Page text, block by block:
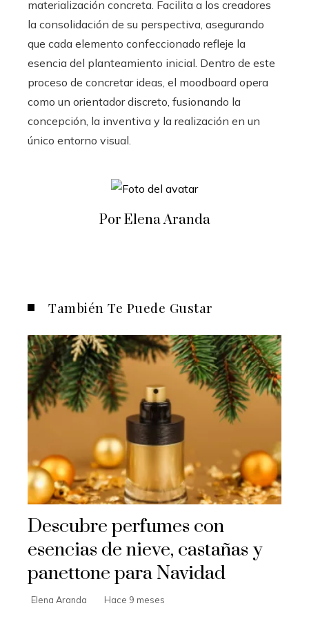
materialización concreta. Facilita a los creadores
la consolidación de su perspectiva, asegurando
que cada elemento confeccionado refleje la
esencia del planteamiento inicial. Dentro de este
proceso de concretar ideas, el moodboard opera
como un orientador discreto, fusionando la
concepción, la inventiva y la realización en un
único entorno visual.
Por Elena Aranda
También Te Puede Gustar
Descubre perfumes con
esencias de nieve, castañas y
panettone para Navidad
Elena Aranda Hace 9 meses